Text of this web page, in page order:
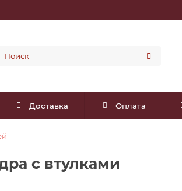
Доставка Оплата
с втулками